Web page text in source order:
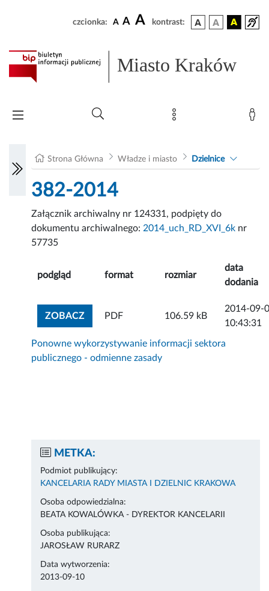
czcionka: A A A kontrast:
Miasto Kraków
Strona Główna Władze i miasto Dzielnice
382-2014
Załącznik archiwalny nr 124331, podpięty do
dokumentu archiwalnego: 2014_uch_RD_XVI_6k nr
57735
podgląd format rozmiar
data
dodania
ZOBACZZOBACZ ZAŁĄCZNIK
PDF 106.59 kB
2014-09-
10:43:31
Ponowne wykorzystywanie informacji sektora
publicznego - odmienne zasady
METKA:
Podmiot publikujący:
KANCELARIA RADY MIASTA I DZIELNIC KRAKOWA
Osoba odpowiedzialna:
BEATA KOWALÓWKA - DYREKTOR KANCELARII
Osoba publikująca:
JAROSŁAW RURARZ
Data wytworzenia:
2013-09-10